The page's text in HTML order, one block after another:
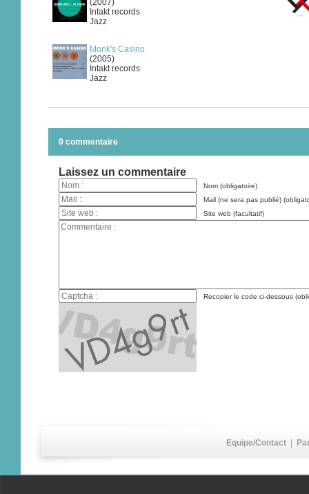
(2007)
Intakt records
Jazz
Monk's Casino
(2005)
Intakt records
Jazz
0 commentaire
Laissez un commentaire
Nom (obligatoire)
Mail (ne sera pas publié)
Site web (facultatif)
Recopier le code ci-dessous
Equipe/Contact